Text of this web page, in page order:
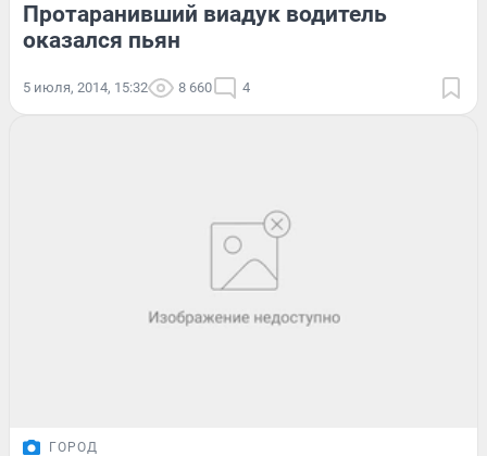
Протаранивший виадук водитель
оказался пьян
5 июля, 2014, 15:32 8 660 4
ГОРОД